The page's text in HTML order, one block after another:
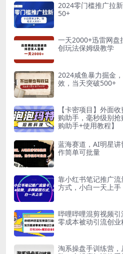
2024零门槛推广拉
50+
一天2000+迅雷网盘
创玩法保姆级教学
2024咸鱼暴力掘金
效，当天突破500+
【卡密项目】外面
购助手，毫秒级别
购助手+使用教程】
蓝海赛道，AI明星
作简单可批量
靠小红书笔记推广
方式，小白一天上手
哔哩哔哩混剪视频
零成本被动引流创
淘系操盘手训练营